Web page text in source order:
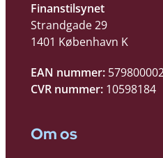
Finanstilsynet
Strandgade 29
1401 København K
EAN nummer:
CVR nummer: 10598184
Om os